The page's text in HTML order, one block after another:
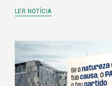
LER NOTÍCIA